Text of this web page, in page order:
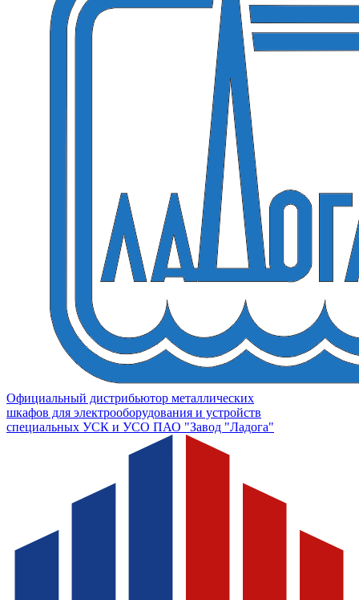
Официальный дистрибьютор металлических
шкафов для электрооборудования и устройств
специальных УСК и УСО ПАО "Завод "Ладога"